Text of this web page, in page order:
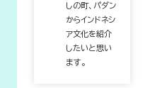
しの町、パダン
からインドネシ
ア文化を紹介
したいと思い
ます。